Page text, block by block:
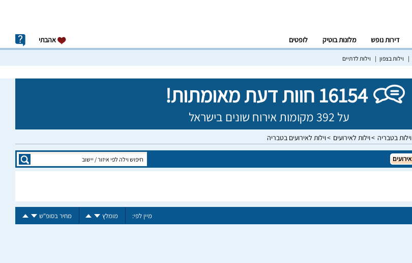
דירות נופש מלונות בוטיק לופטים אהבתי
וילות בצפון וילות לדתיים
16154 חוות דעת מאומתות!
על 392 מקומות אירוח שונים בישראל
וילות בטבריה וילות לאירועים וילות לאירועים בטבריה
אירועים
מיין לפי: מומלץ מחיר בסופ"ש